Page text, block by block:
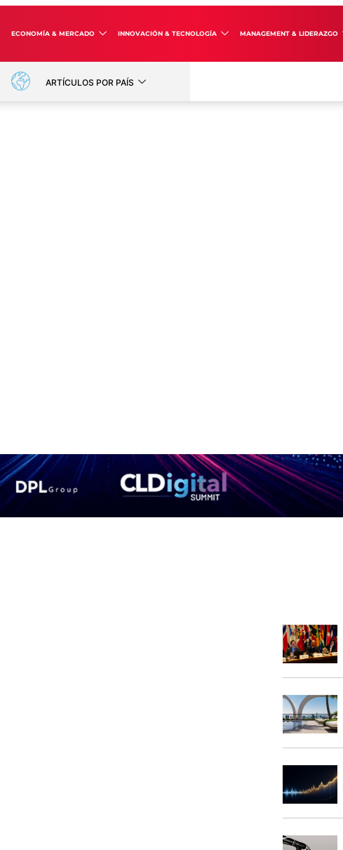
ECONOMÍA & MERCADO INNOVACIÓN & TECNOLOGÍA MANAGEMENT & LIDERAZGO
ARTÍCULOS POR PAÍS